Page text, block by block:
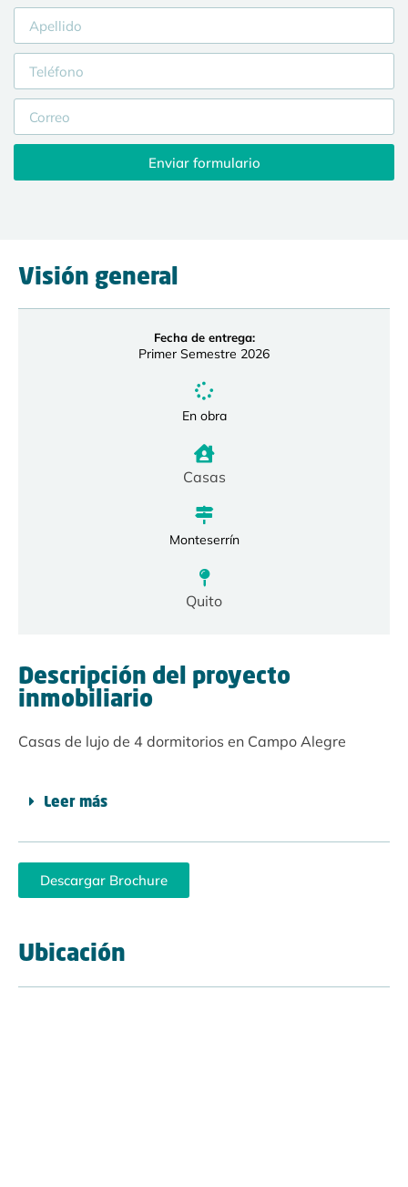
Visión general
Fecha de entrega:
Primer Semestre 2026
En obra
Casas
Monteserrín
Quito
Descripción del proyecto
inmobiliario
Casas de lujo de 4 dormitorios en Campo Alegre
Leer más
Descargar Brochure
Ubicación
Enviar formulario